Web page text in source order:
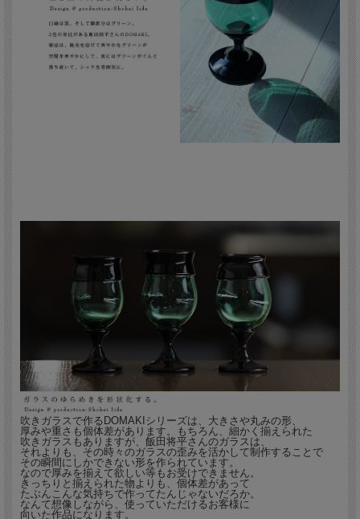
吹きガラスで作るDOMAKIシリーズは、大きさや丸みの形、
厚みや重さも個体差があります。もちろん、細かく揃えられた
吹きガラスもありますが、飯田将平さんのガラスは、
それよりも、その時々のガラスの歪みを活かして制作することで
その瞬間にしかできない形を作られています。
なので厚みを揃えて欲しい等もお受けできません。
きっちりと揃えられた物よりも、個体差があって
たぶんこんな気持ちで作ってたんじゃないだろか。
なんて想像しながら、使っていただけるお客様に
向いた作品になります。